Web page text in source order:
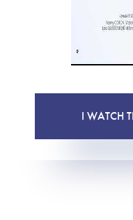
I WATCH